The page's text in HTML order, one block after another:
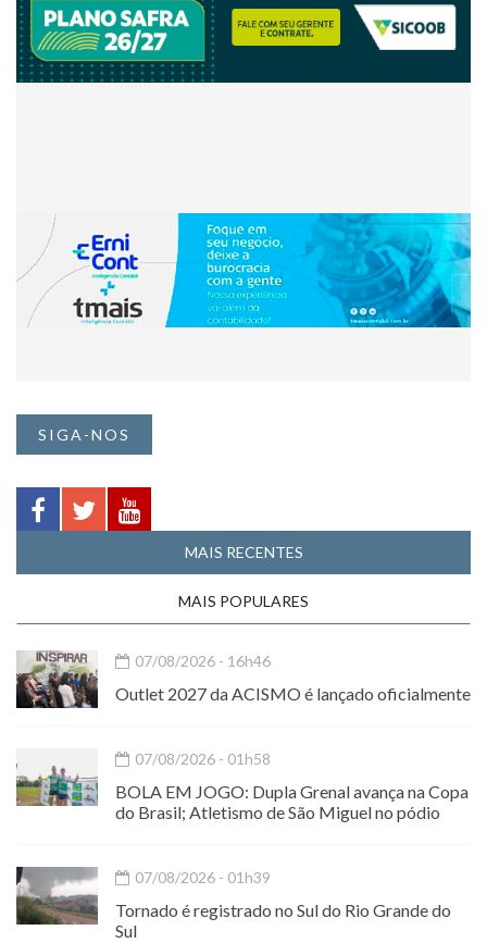
SIGA-NOS
MAIS RECENTES
MAIS POPULARES
07/08/2026 - 16h46
Outlet 2027 da ACISMO é lançado oficialmente
07/08/2026 - 01h58
BOLA EM JOGO: Dupla Grenal avança na Copa
do Brasil; Atletismo de São Miguel no pódio
07/08/2026 - 01h39
Tornado é registrado no Sul do Rio Grande do
Sul